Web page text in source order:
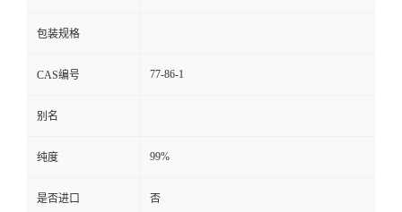
包装规格
CAS编号 77-86-1
别名
纯度 99%
是否进口 否